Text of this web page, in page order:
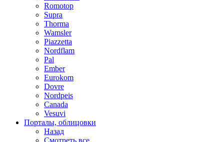
Romotop
Supra
Thorma
Wamsler
Piazzetta
Nordflam
Pal
Ember
Eurokom
Dovre
Nordpeis
Canada
Vesuvi
Порталы, облицовки
Назад
Смотреть все